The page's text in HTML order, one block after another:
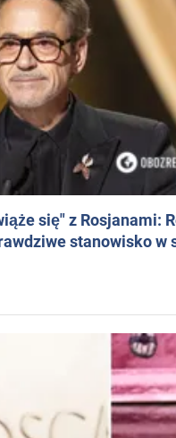
się" z Rosjanami:
stanowisko w